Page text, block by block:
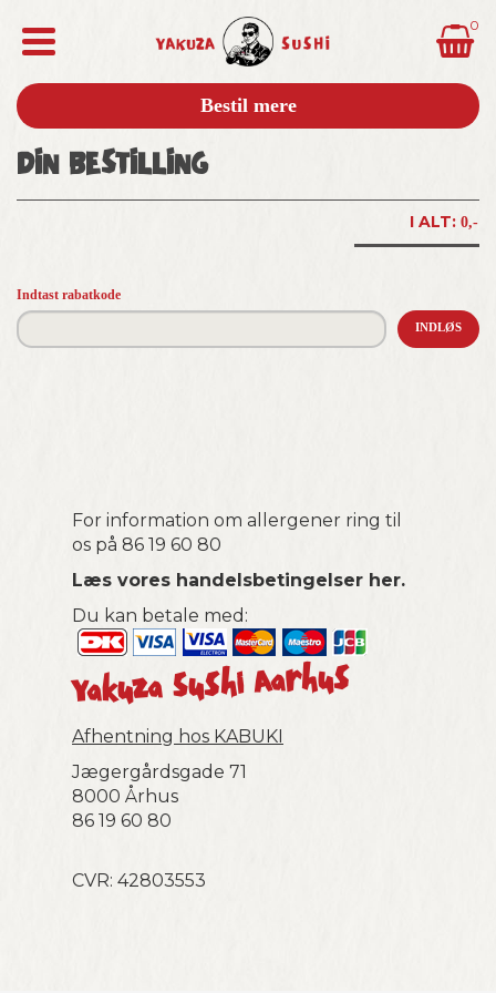
0
Bestil mere
DIN BESTILLING
I ALT: 0,-
Indtast rabatkode
INDLØS
For information om allergener ring til
os på 86 19 60 80
Læs vores handelsbetingelser her.
Du kan betale med:
Yakuza Sushi Aarhus
Afhentning hos KABUKI
Jægergårdsgade 71
8000 Århus
86 19 60 80
CVR: 42803553